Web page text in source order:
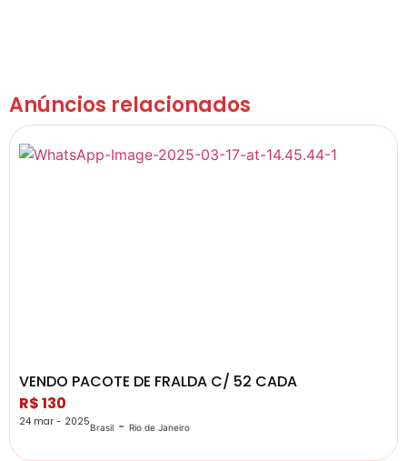
Anúncios relacionados
VENDO PACOTE DE FRALDA C/ 52 CADA
R$ 130
24 mar - 2025Brasil - Rio de Janeiro